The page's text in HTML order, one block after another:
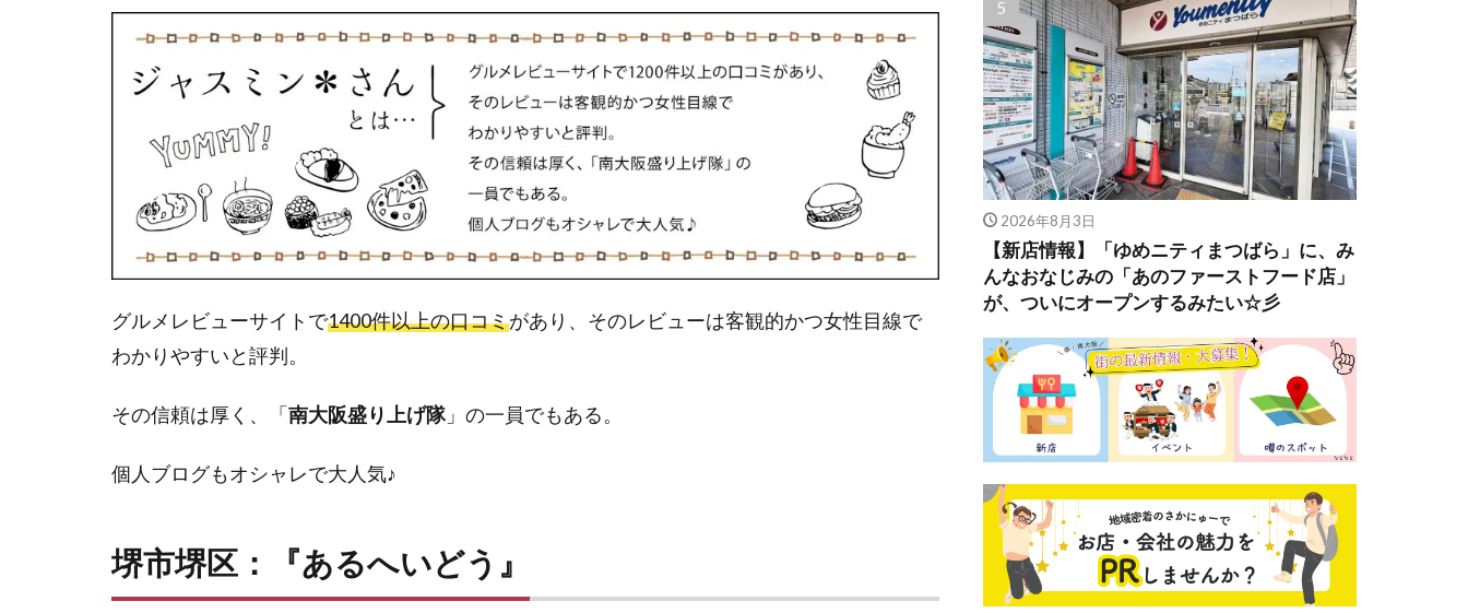
グルメレビューサイトで1400件以上の口コミがあり、そのレビューは客観的かつ女性目線で
わかりやすいと評判。
その信頼は厚く、「 南大阪盛り上げ隊」の一員でもある。
個人ブログもオシャレで大人気♪
堺市堺区：『あるへいどう』
2026年8月3日
【新店情報】「ゆめニティまつばら」に、み
んなおなじみの「あのファーストフード店」
が、ついにオープンするみたい☆彡